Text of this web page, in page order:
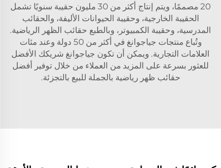
20 مصممًا، ويتم إنتاج أكثر من 30 مليون حقيبة سنويًا تشمل
الحقيبة الخارجية، وحقيبة الحيوانات الأليفة، والحقائب
المدرسية، وحقيبة الكمبيوتر، وبالطبع حقائب الظهر الرياضية.
وتُباع منتجات جياجوانغ في أكثر من 50 دولة وعند مئات
العلامات التجارية. ويمكن أن تكون جياجوانغ شريكك الأفضل
للعثور بسرعة على المزيد من العملاء من خلال توفير أفضل
حقائب ظهر رياضية بالجملة للبيع بالتجزئة.